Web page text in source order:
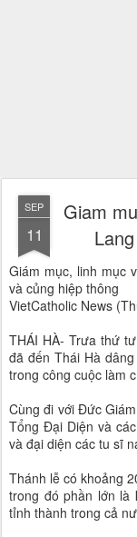
SEP
11
Giam
Giám mục, linh mục
và củng hiệp thông
VietCatholic News
THÁI HÀ- Trưa thứ
đã đến Thái Hà
trong công cuộc làm
Cùng đi với Đức
Tổng Đại Diện và
và đại diện các tu sĩ
Thánh lễ có khoảng
trong đó phần lớn là
tỉnh thành trong cả